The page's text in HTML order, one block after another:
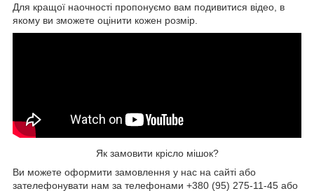
Для кращої наочності пропонуємо вам подивитися відео, в
якому ви зможете оцінити кожен розмір.
Як замовити крісло мішок?
Ви можете оформити замовлення у нас на сайті або
зателефонувати нам за телефонами +380 (95) 275-11-45 або